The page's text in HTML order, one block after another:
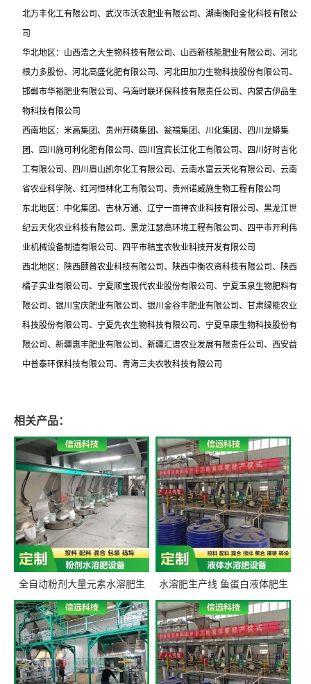
北万丰化工有限公司、武汉市沃农肥业有限公司、湖南衡阳金化科技有限公
司
华北地区：山西浩之大生物科技有限公司、山西新核能肥业有限公司、河北
根力多股份、河北高盛化肥有限公司、河北田加力生物科技股份有限公司、
邯郸市华裕肥业有限公司、乌海时联环保科技有限责任公司、内蒙古伊品生
物科技有限公司
西南地区：米高集团、贵州开磷集团、瓮福集团、川化集团、四川龙蟒集
团、四川施可利化肥有限公司、四川宜宾长江化工有限公司、四川好时吉化
工有限公司、四川眉山凯尔化工有限公司、云南水富云天化有限公司、云南
省农业科学院、红河恒林化工有限公司、贵州诺威施生物工程有限公司
东北地区：中化集团、吉林万通、辽宁一亩神农业科技有限公司、黑龙江世
纪云天化农业科技有限公司、黑龙江瑟高环境工程有限公司、四平市开利伟
业机械设备制造有限公司、四平市秸宝农牧业科技开发有限公司
西北地区：陕西颐普农业科技有限公司、陕西中衡农资科技有限公司、陕西
橘子实业有限公司、宁夏顺宝现代农业股份有限公司、宁夏玉泉生物肥料有
限公司、银川宝庆肥业有限公司、银川金谷丰肥业有限公司、甘肃绿能农业
科技股份有限公司、宁夏先农生物科技有限公司、宁夏阜康生物科技股份有
限公司、新疆惠丰肥业有限公司、新疆汇谱农业发展有限责任公司、西安益
中普泰环保科技有限公司、青海三夫农牧科技有限公司
相关产品：
全自动粉剂大量元素水溶肥生
产设备 信远科技肥料生产设备
源头厂家
水溶肥生产线 鱼蛋白液体肥生
产设备 氨基酸液态肥全套设备